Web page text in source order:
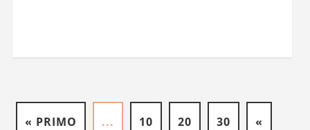
« PRIMO ... 10 20 30 «